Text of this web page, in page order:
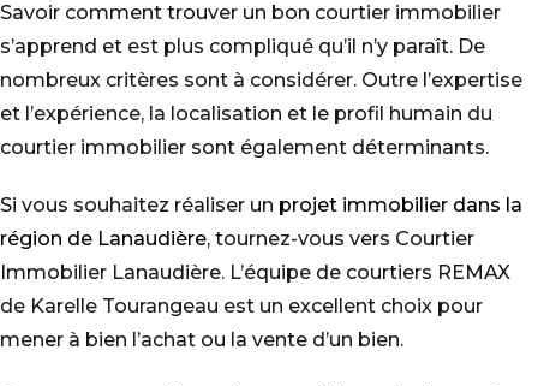
Savoir comment trouver un bon courtier immobilier
s’apprend et est plus compliqué qu’il n’y paraît. De
nombreux critères sont à considérer. Outre l’expertise
et l’expérience, la localisation et le profil humain du
courtier immobilier sont également déterminants.
Si vous souhaitez réaliser un projet immobilier dans la
région de Lanaudière, tournez-vous vers Courtier
Immobilier Lanaudière. L’équipe de courtiers REMAX
de Karelle Tourangeau est un excellent choix pour
mener à bien l’achat ou la vente d’un bien.